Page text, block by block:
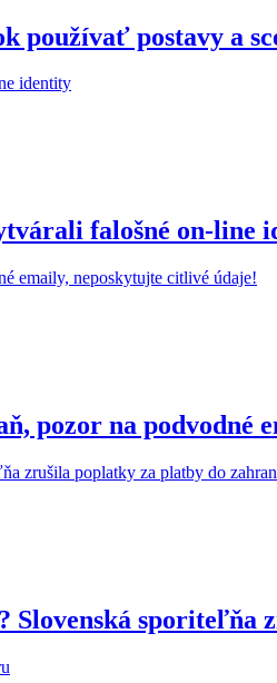
používať postavy a
falošné on-line
pozor na podvodné
Slovenská